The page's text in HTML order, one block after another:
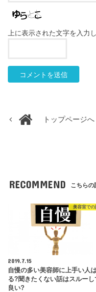
上に表示された文字を入力
トップページへ
RECOMMEND こちらの
美容室での
2019.7.15
自慢の多い美容師に上手い人
る?聞きたくない話はスルーし
良い?